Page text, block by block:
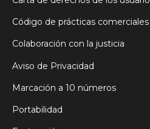
Código de prácticas comerciales
Colaboración con la justicia
Aviso de Privacidad
Marcación a 10 números
Portabilidad